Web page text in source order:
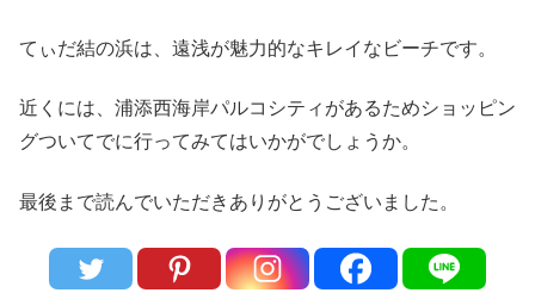
てぃだ結の浜は、遠浅が魅力的なキレイなビーチです。
近くには、浦添西海岸パルコシティがあるためショッピン
グついてでに行ってみてはいかがでしょうか。
最後まで読んでいただきありがとうございました。